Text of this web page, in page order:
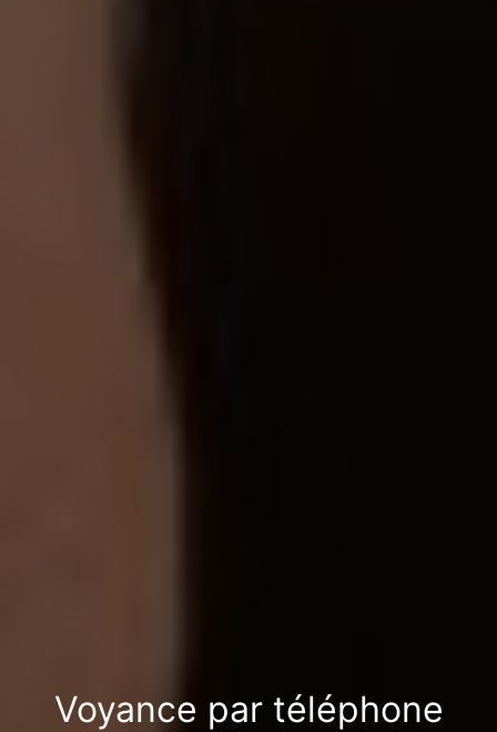
Voyance par téléphone